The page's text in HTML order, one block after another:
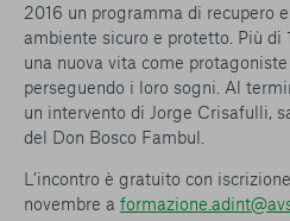
Cookies di marketing
2016 un programma di recupero
ambiente sicuro e protetto. Più di
una nuova vita come
perseguendo i loro sogni. Al
un intervento di Jorge Crisafulli,
del Don Bosco Fambul.
L’incontro è gratuito con
novembre a